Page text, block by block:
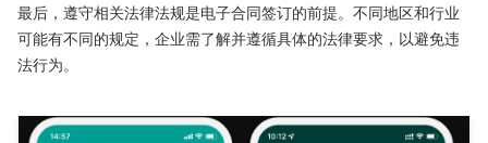
最后，遵守相关法律法规是电子合同签订的前提。不同地区和行业
可能有不同的规定，企业需了解并遵循具体的法律要求，以避免违
法行为。